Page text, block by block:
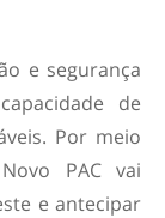
e segurança
de
Por meio
PAC vai
e antecipar